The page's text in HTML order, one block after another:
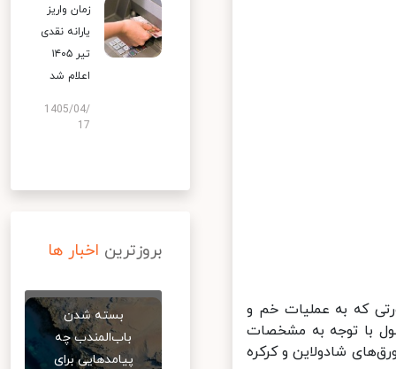
که به عملیات خم و
با توجه به مشخصات
شادولاین و کرکره
زمان واریز
یارانه نقدی
تیر ۱۴۰۵
اعلام شد
1405/04/
17
بروزترین اخبار ها
بسته شدن
باب‌المندب چه
پیامدهایی برای